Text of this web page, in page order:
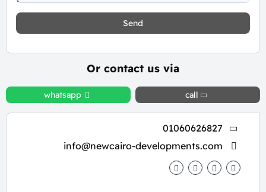
Send
Or contact us via
call
whatsapp
01060626827
info@newcairo-developments.com